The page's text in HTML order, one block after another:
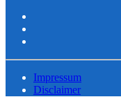
Impressum
Disclaimer